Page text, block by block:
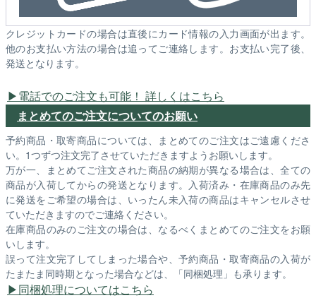
クレジットカードの場合は直後にカード情報の入力画面が出ます。
他のお支払い方法の場合は追ってご連絡します。お支払い完了後、
発送となります。
電話でのご注文も可能！ 詳しくはこちら
まとめてのご注文についてのお願い
予約商品・取寄商品については、まとめてのご注文はご遠慮くださ
い。1つずつ注文完了させていただきますようお願いします。
万が一、まとめてご注文された商品の納期が異なる場合は、全ての
商品が入荷してからの発送となります。入荷済み・在庫商品のみ先
に発送をご希望の場合は、いったん未入荷の商品はキャンセルさせ
ていただきますのでご連絡ください。
在庫商品のみのご注文の場合は、なるべくまとめてのご注文をお願
いします。
誤って注文完了してしまった場合や、予約商品・取寄商品の入荷が
たまたま同時期となった場合などは、「同梱処理」も承ります。
同梱処理についてはこちら